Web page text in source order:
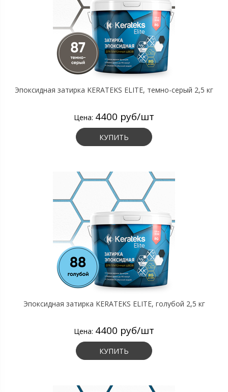
Эпоксидная затирка KERATEKS ELITE, темно-серый 2,5 кг
Цена: 4400 руб/шт
КУПИТЬ
Эпоксидная затирка KERATEKS ELITE, голубой 2,5 кг
Цена: 4400 руб/шт
КУПИТЬ